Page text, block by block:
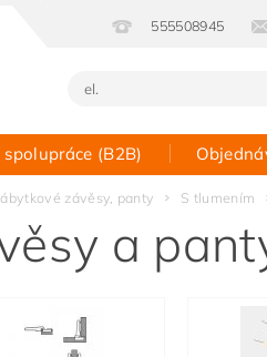
555508945
(B2B)
Kontakt
závěsy, panty S tlumením
a